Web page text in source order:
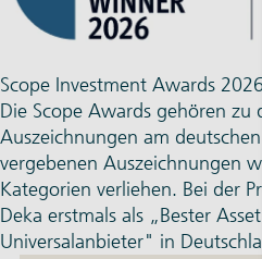
Scope Investment Awards 2026
Die Scope Awards gehören
Auszeichnungen am
vergebenen Auszeichnungen
Kategorien verliehen. Bei der
Deka erstmals als „Bester
Universalanbieter" in